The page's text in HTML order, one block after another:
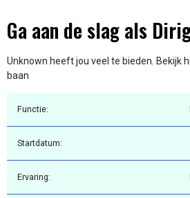
Ga aan de slag als
Unknown heeft jou veel te bieden. Bekijk
baan
Functie:
Startdatum:
Ervaring: